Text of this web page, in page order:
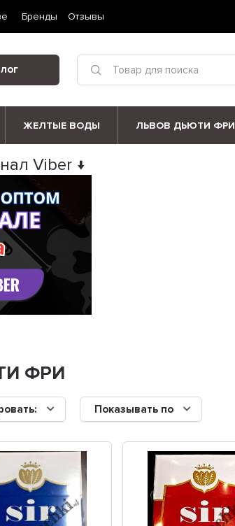
Бренды Отзывы
ЖЕЛТЫЕ ВОДЫ ЛЬВОВ ДЬЮТИ ФРИ
Viber ↓
ФРИ
Показывать по